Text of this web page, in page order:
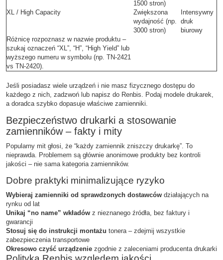
1500 stron)
XL / High Capacity
Zwiększona
wydajność (np.
3000 stron)
Intensywny
druk
biurowy
Różnicę rozpoznasz w nazwie produktu –
szukaj oznaczeń “XL”, “H”, “High Yield” lub
wyższego numeru w symbolu (np. TN-2421
vs TN-2420).
Jeśli posiadasz wiele urządzeń i nie masz fizycznego dostępu do
każdego z nich, zadzwoń lub napisz do Renbis. Podaj modele drukarek,
a doradca szybko dopasuje właściwe zamienniki.
Bezpieczeństwo drukarki a stosowanie
zamienników – fakty i mity
Popularny mit głosi, że “każdy zamiennik zniszczy drukarkę”. To
nieprawda. Problemem są głównie anonimowe produkty bez kontroli
jakości – nie sama kategoria zamienników.
Dobre praktyki minimalizujące ryzyko
Wybieraj zamienniki od sprawdzonych dostawców działających na
rynku od lat
Unikaj “no name” wkładów z nieznanego źródła, bez faktury i
gwarancji
Stosuj się do instrukcji montażu tonera – zdejmij wszystkie
zabezpieczenia transportowe
Okresowo czyść urządzenie zgodnie z zaleceniami producenta drukarki